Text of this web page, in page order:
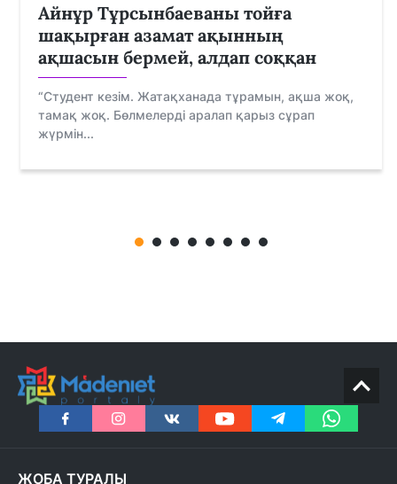
Айнұр Тұрсынбаеваны тойға
шақырған азамат ақынның
ақшасын бермей, алдап соққан
“Студент кезім. Жатақxанада тұрамын, ақша жоқ,
тамақ жоқ. Бөлмелерді аралап қарыз сұрап
жүрмін...
ЖОБА ТУРАЛЫ